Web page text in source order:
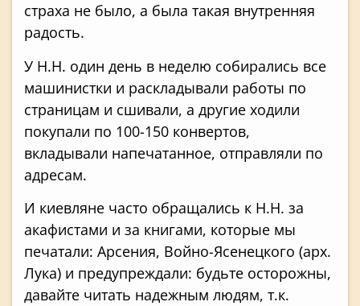
страха не было, а была такая внутренняя
радость.
У Н.Н. один день в неделю собирались все
машинистки и раскладывали работы по
страницам и сшивали, а другие ходили
покупали по 100-150 конвертов,
вкладывали напечатанное, отправляли по
адресам.
И киевляне часто обращались к Н.Н. за
акафистами и за книгами, которые мы
печатали: Арсения, Войно-Ясенецкого (арх.
Лука) и предупреждали: будьте осторожны,
давайте читать надежным людям, т.к.